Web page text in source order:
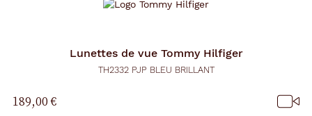
Lunettes de vue Tommy Hilfiger
TH2332 PJP BLEU BRILLANT
189,00 €